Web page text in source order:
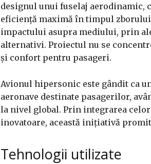
designul unui fuselaj aerodinamic,
eficiență maximă în timpul zborului.
impactului asupra mediului, prin
alternativi. Proiectul nu se
și confort pentru pasageri.
Avionul hipersonic este gândit ca
aeronave destinate pasagerilor,
la nivel global. Prin integrarea
inovatoare, această inițiativă
Tehnologii utilizate